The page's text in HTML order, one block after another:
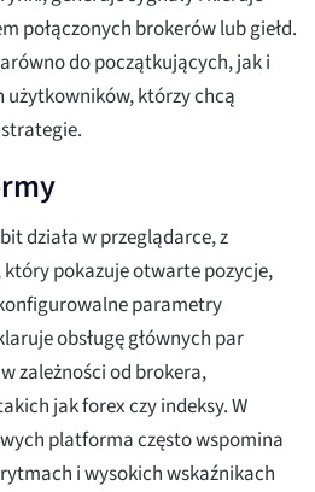
połączonych brokerów lub giełd.
do początkujących, jak i
użytkowników, którzy chcą
działa w przeglądarce, z
pokazuje otwarte pozycje,
parametry
obsługę głównych par
zależności od brokera,
jak forex czy indeksy. W
platforma często wspomina
i wysokich wskaźnikach